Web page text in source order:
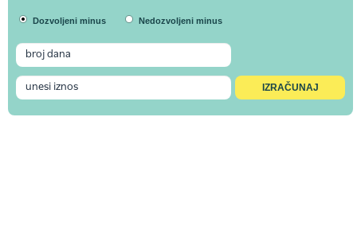
Dozvoljeni minus Nedozvoljeni minus